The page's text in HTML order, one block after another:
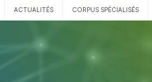
ACTUALITÉS CORPUS SPÉCIALISÉS